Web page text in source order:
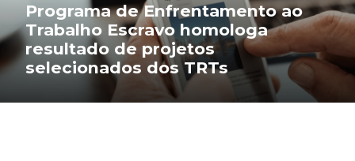
Programa de Enfrentamento ao
Trabalho Escravo homologa
resultado de projetos
selecionados dos TRTs